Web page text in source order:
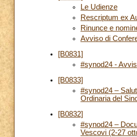
Le Udienze
Rescriptum ex
Rinunce e
Avviso di
[B0831]
#synod24 -
[B0833]
#synod24 –
Ordinaria del
[B0832]
#synod24 –
Vescovi (2-27